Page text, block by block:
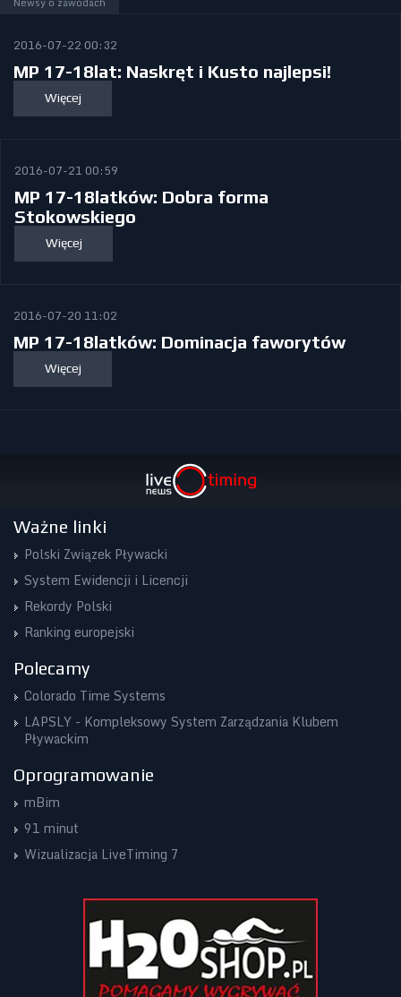
2016-07-22 00:32
MP 17-18lat: Naskręt i Kusto najlepsi!
Więcej
2016-07-21 00:59
MP 17-18latków: Dobra forma
Stokowskiego
Więcej
2016-07-20 11:02
MP 17-18latków: Dominacja faworytów
Więcej
Ważne linki
Polski Związek Pływacki
System Ewidencji i Licencji
Rekordy Polski
Ranking europejski
Polecamy
Colorado Time Systems
LAPSLY - Kompleksowy System Zarządzania Klubem
Pływackim
Oprogramowanie
mBim
91 minut
Wizualizacja LiveTiming 7